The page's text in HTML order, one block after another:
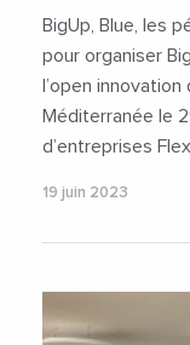
BigUp, Blue, les
pour organiser
l’open
Méditerranée le
d’entreprises
19 juin 2023